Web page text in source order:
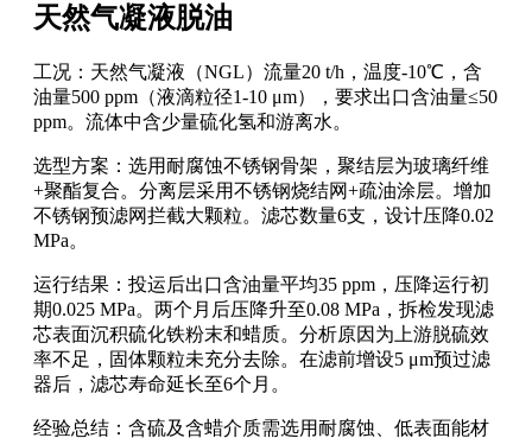
天然气凝液脱油
工况：天然气凝液（NGL）流量20 t/h，温度-10℃，含
油量500 ppm（液滴粒径1-10 μm），要求出口含油量≤50
ppm。流体中含少量硫化氢和游离水。
选型方案：选用耐腐蚀不锈钢骨架，聚结层为玻璃纤维
+聚酯复合。分离层采用不锈钢烧结网+疏油涂层。增加
不锈钢预滤网拦截大颗粒。滤芯数量6支，设计压降0.02
MPa。
运行结果：投运后出口含油量平均35 ppm，压降运行初
期0.025 MPa。两个月后压降升至0.08 MPa，拆检发现滤
芯表面沉积硫化铁粉末和蜡质。分析原因为上游脱硫效
率不足，固体颗粒未充分去除。在滤前增设5 μm预过滤
器后，滤芯寿命延长至6个月。
经验总结：含硫及含蜡介质需选用耐腐蚀、低表面能材